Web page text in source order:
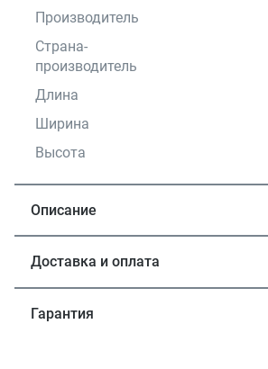
Производитель
Страна-
производитель
Длина
Ширина
Высота
Описание
Доставка и оплата
Гарантия